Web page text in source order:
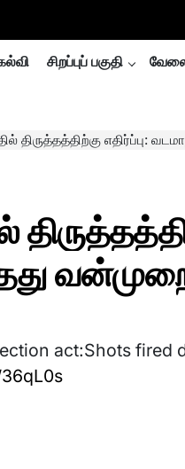
சிறப்புப் பகுதி
எதிர்ப்பு:
act:Shots fired